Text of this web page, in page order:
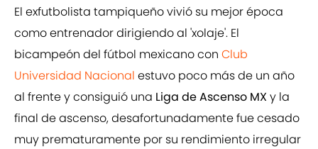
El exfutbolista tampiqueño vivió su mejor época
como entrenador dirigiendo al 'xolaje'. El
bicampeón del fútbol mexicano con Club
Universidad Nacional estuvo poco más de un año
al frente y consiguió una Liga de Ascenso MX y la
final de ascenso, desafortunadamente fue cesado
muy prematuramente por su rendimiento irregular